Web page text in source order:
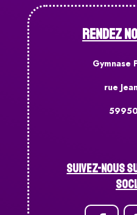
RENDEZ
Gymnase
rue
Suivez-nous